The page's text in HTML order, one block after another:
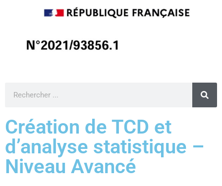
Création de TCD et
d’analyse statistique –
Niveau Avancé